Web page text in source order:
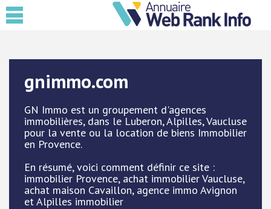
gnimmo.com
GN Immo est un groupement d'agences
immobilières, dans le Luberon, Alpilles, Vaucluse
pour la vente ou la location de biens Immobilier
en Provence.
En résumé, voici comment définir ce site :
immobilier Provence, achat immobilier Vaucluse,
achat maison Cavaillon, agence immo Avignon
et Alpilles immobilier